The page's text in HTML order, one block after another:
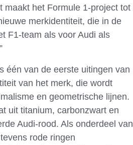
maakt het Formule 1-project tot
merkidentiteit, die in de
F1-team als voor Audi als
één van de eerste uitingen van
van het merk, die wordt
en geometrische lijnen.
uit titanium, carbonzwart en
Audi-rood. Als onderdeel van
rode ringen